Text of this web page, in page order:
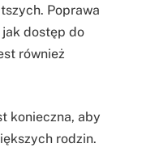
Poprawa
dostęp do
również
konieczna, aby
rodzin.